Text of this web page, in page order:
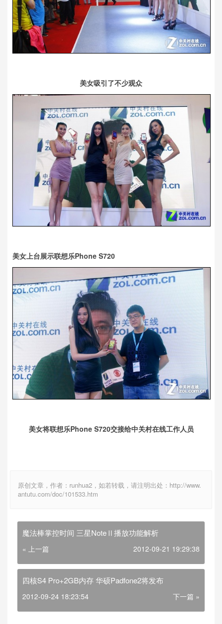
美女吸引了不少观众
美女上台展示联想乐Phone S720
美女将联想乐Phone S720交接给中关村在线工作人员
原创文章，作者：runhua2，如若转载，请注明出处：http://www.
antutu.com/doc/101533.htm
魔法棒掌控时间 三星NoteⅡ播放功能解析
« 上一篇 2012-09-21 19:29:38
四核S4 Pro+2GB内存 华硕Padfone2将发布
2012-09-24 18:23:54 下一篇 »